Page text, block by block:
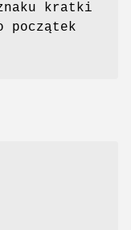
kratki
początek